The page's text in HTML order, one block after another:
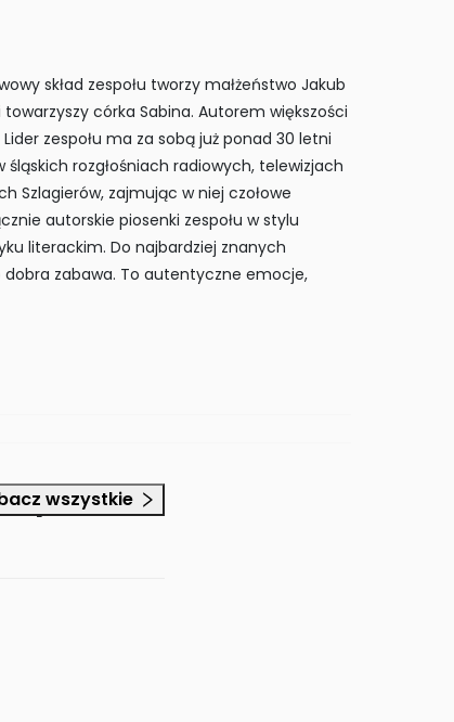
skład zespołu tworzy małżeństwo Jakub
córka Sabina. Autorem większości
zespołu ma za sobą już ponad 30 letni
śląskich rozgłośniach radiowych, telewizjach
Szlagierów, zajmując w niej czołowe
autorskie piosenki zespołu w stylu
literackim. Do najbardziej znanych
dobra zabawa. To autentyczne emocje,
wszystkie
Fest